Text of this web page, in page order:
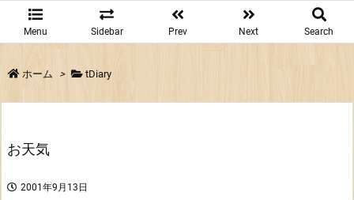
Menu Sidebar Prev Next Search
ホーム > tDiary
お天気
2001年9月13日